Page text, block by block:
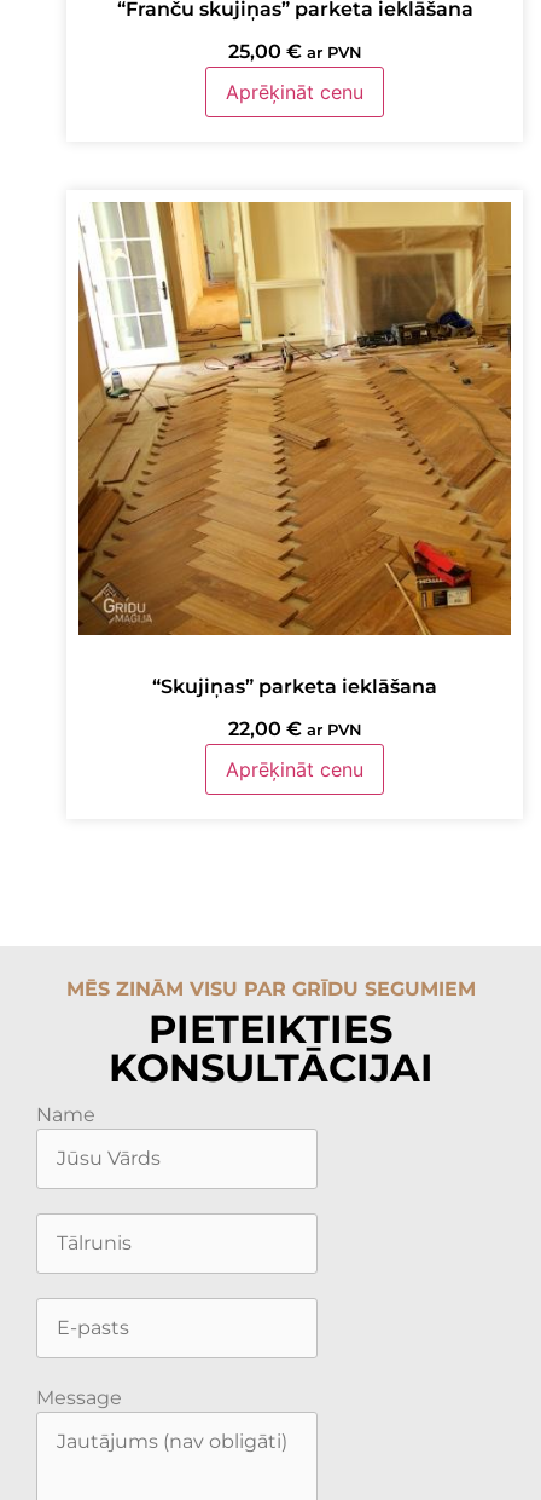
“Franču skujiņas” parketa ieklāšana
25,00 € ar PVN
Aprēķināt cenu
“Skujiņas” parketa ieklāšana
22,00 € ar PVN
Aprēķināt cenu
MĒS ZINĀM VISU PAR GRĪDU SEGUMIEM
PIETEIKTIES
KONSULTĀCIJAI
Name
Message